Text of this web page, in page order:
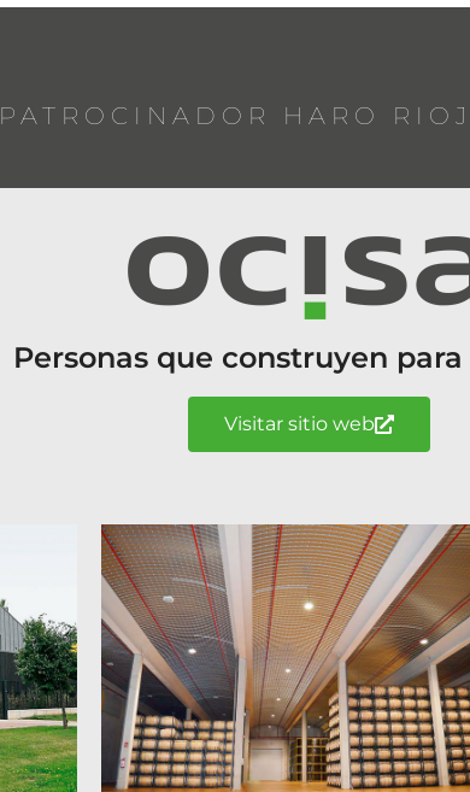
PATROCINADOR HARO
Personas que construyen
Visitar sitio web